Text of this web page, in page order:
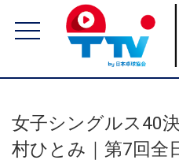
女子シングルス40
村ひとみ｜第7回全